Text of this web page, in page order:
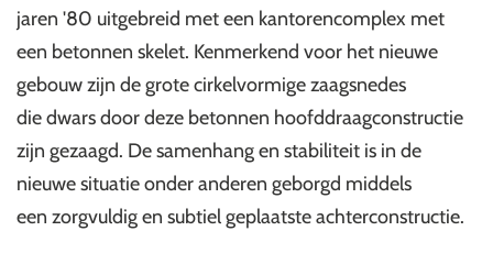
jaren '80 uitgebreid met een kantorencomplex met
een betonnen skelet. Kenmerkend voor het nieuwe
gebouw zijn de grote cirkelvormige zaagsnedes
die dwars door deze betonnen hoofddraagconstructie
zijn gezaagd. De samenhang en stabiliteit is in de
nieuwe situatie onder anderen geborgd middels
een zorgvuldig en subtiel geplaatste achterconstructie.